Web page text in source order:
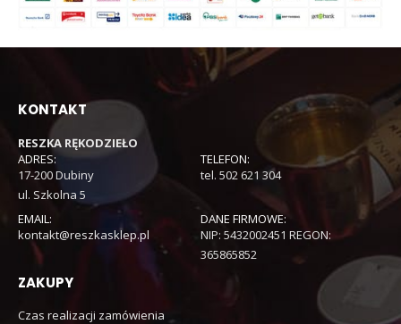
KONTAKT
RESZKA RĘKODZIEŁO
ADRES:
17-200 Dubiny
ul. Szkolna 5
TELEFON:
tel. 502 621 304
EMAIL:
kontakt@reszkasklep.pl
DANE FIRMOWE:
NIP: 5432002451 REGON:
365865852
ZAKUPY
Czas realizacji zamówienia